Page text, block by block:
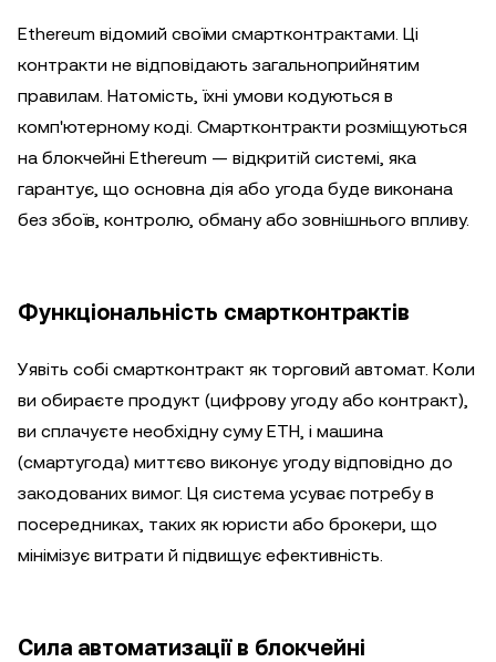
Ethereum відомий своїми смартконтрактами. Ці
контракти не відповідають загальноприйнятим
правилам. Натомість, їхні умови кодуються в
комп'ютерному коді. Смартконтракти розміщуються
на блокчейні Ethereum — відкритій системі, яка
гарантує, що основна дія або угода буде виконана
без збоїв, контролю, обману або зовнішнього впливу.
Функціональність смартконтрактів
Уявіть собі смартконтракт як торговий автомат. Коли
ви обираєте продукт (цифрову угоду або контракт),
ви сплачуєте необхідну суму ETH, і машина
(смартугода) миттєво виконує угоду відповідно до
закодованих вимог. Ця система усуває потребу в
посередниках, таких як юристи або брокери, що
мінімізує витрати й підвищує ефективність.
Сила автоматизації в блокчейні